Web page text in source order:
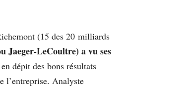
(15 des 20 milliards
Jaeger-LeCoultre) a vu ses
dépit des bons résultats
l’entreprise. Analyste